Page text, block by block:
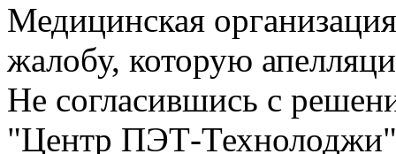
Медицинская
жалобу, которую
Не согласившись с
"Центр ПЭТ-Технолоджи"